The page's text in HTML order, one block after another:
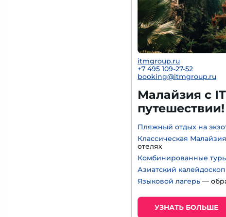
itmgroup.ru
+7 495 109-27-52
booking@itmgroup.ru
Малайзия с
путешествии!
Пляжный отдых на
Классическая Малайзия
отелях
Комбинированные
Азиатский калейдоскоп
Языковой лагерь —
УЗНАТЬ БОЛЬШЕ